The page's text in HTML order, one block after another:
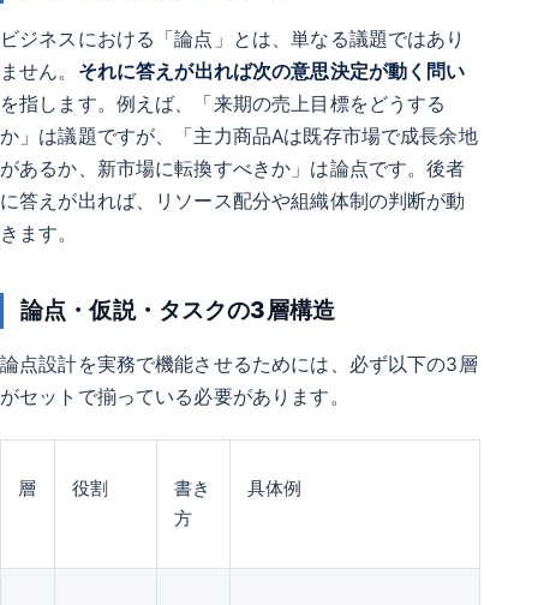
ビジネスにおける「論点」とは、単なる議題ではあり
ません。 それに答えが出れば次の意思決定が動く問い
を指します。例えば、「来期の売上目標をどうする
か」は議題ですが、「主力商品Aは既存市場で成長余地
があるか、新市場に転換すべきか」は論点です。後者
に答えが出れば、リソース配分や組織体制の判断が動
きます。
論点・仮説・タスクの3層構造
論点設計を実務で機能させるためには、必ず以下の3層
がセットで揃っている必要があります。
層 役割
書き
方
具体例